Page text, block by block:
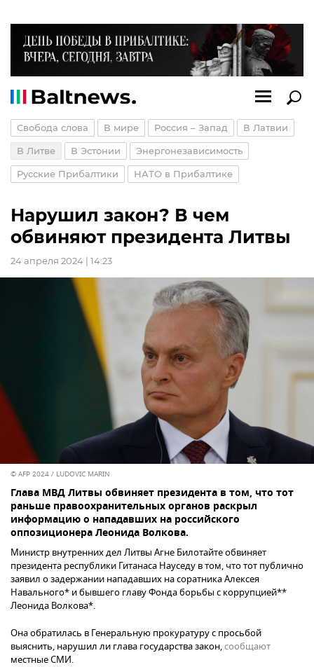
Свобода слова В мире Россия – Запад В Латвии
В Литве В Эстонии Энергонезависимость
Русские Прибалтики НАТО в Прибалтике
Нарушил закон? В чем
обвиняют президента Литвы
24 апреля 2024 | 14:23
© AFP 2024 / LUDOVIC MARIN
Глава МВД Литвы обвиняет президента в том, что тот
раньше правоохранительных органов раскрыл
информацию о нападавших на российского
оппозиционера Леонида Волкова.
Министр внутренних дел Литвы Агне Билотайте обвиняет
президента республики Гитанаса Науседу в том, что тот публично
заявил о задержании нападавших на соратника Алексея
Навального* и бывшего главу Фонда борьбы с коррупцией**
Леонида Волкова*.
Она обратилась в Генеральную прокуратуру с просьбой
выяснить, нарушил ли глава государства закон,сообщают
местные СМИ.